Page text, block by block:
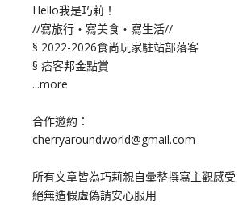
Hello我是巧莉！
//寫旅行・寫美食・寫生活//
§ 2022-2026食尚玩家駐站部落客
§ 痞客邦金點賞
...more
合作邀約：
cherryaroundworld@gmail.com
所有文章皆為巧莉親自彙整撰寫主觀感受
絕無造假虛偽請安心服用